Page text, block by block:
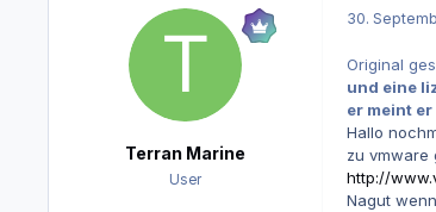
Terran Marine
User
30.
Original
und eine
er meint
Hallo
zu vmware
http://
Nagut